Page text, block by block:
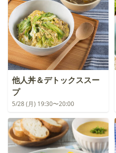
他人丼＆デトックススー
プ
5/28 (月) 19:30〜20:00